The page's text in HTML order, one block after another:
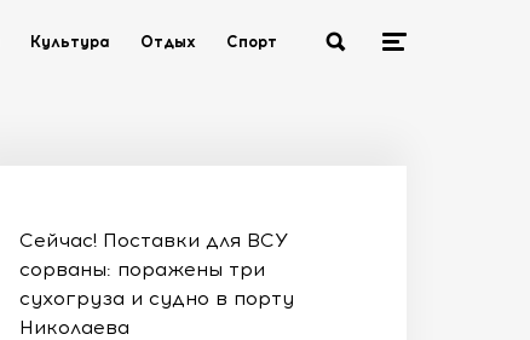
Культура Отдых Спорт
Сейчас! Поставки для ВСУ
сорваны: поражены три
сухогруза и судно в порту
Николаева